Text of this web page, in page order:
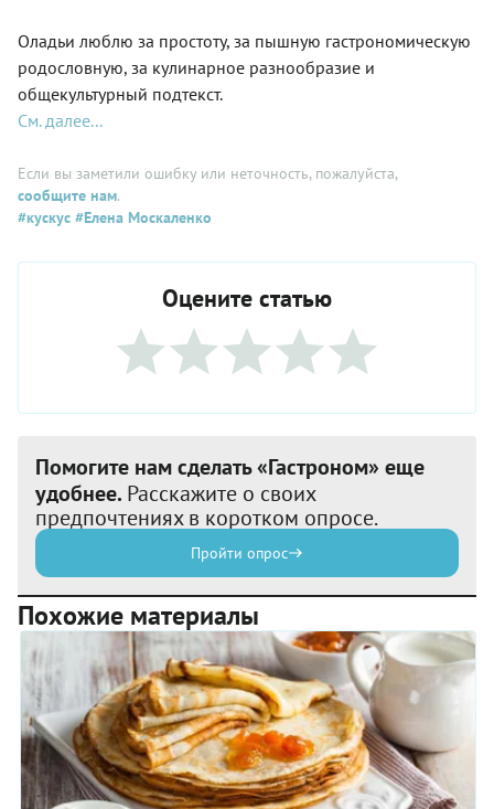
Оладьи люблю за простоту, за пышную гастрономическую
родословную, за кулинарное разнообразие и
общекультурный подтекст.
См. далее...
Если вы заметили ошибку или неточность, пожалуйста,
сообщите нам.
#кускус #Елена Москаленко
Оцените статью
Помогите нам сделать «Гастроном» еще
удобнее. Расскажите о своих
предпочтениях в коротком опросе.
Пройти опрос
Похожие материалы